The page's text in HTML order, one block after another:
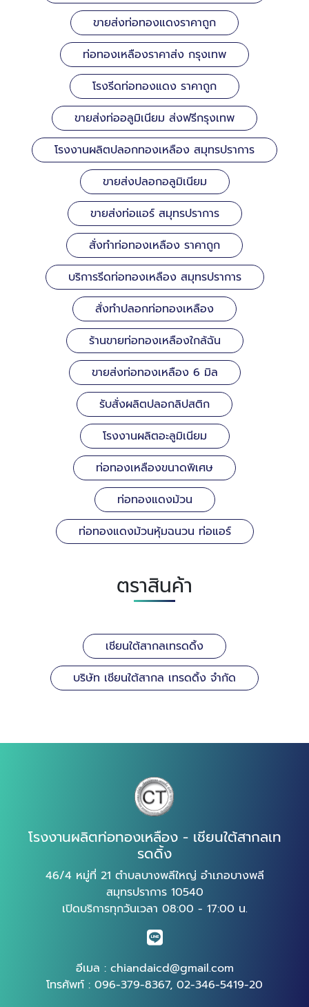
ขายส่งท่อทองแดงราคาถูก
ท่อทองเหลืองราคาส่ง กรุงเทพ
โรงรีดท่อทองแดง ราคาถูก
ขายส่งท่ออลูมิเนียม ส่งฟรีกรุงเทพ
โรงงานผลิตปลอกทองเหลือง สมุทรปราการ
ขายส่งปลอกอลูมิเนียม
ขายส่งท่อแอร์ สมุทรปราการ
สั่งทำท่อทองเหลือง ราคาถูก
บริการรีดท่อทองเหลือง สมุทรปราการ
สั่งทำปลอกท่อทองเหลือง
ร้านขายท่อทองเหลืองใกล้ฉัน
ขายส่งท่อทองเหลือง 6 มิล
รับสั่งผลิตปลอกลิปสติก
โรงงานผลิตอะลูมิเนียม
ท่อทองเหลืองขนาดพิเศษ
ท่อทองแดงม้วน
ท่อทองแดงม้วนหุ้มฉนวน ท่อแอร์
ตราสินค้า
เชียนใต้สากลเทรดดิ้ง
บริษัท เชียนใต้สากล เทรดดิ้ง จำกัด
โรงงานผลิตท่อทองเหลือง - เชียนใต้สากลเท
รดดิ้ง
46/4 หมู่ที่ 21 ตำบลบางพลีใหญ่ อำเภอบางพลี
สมุทรปราการ 10540
เปิดบริการทุกวันเวลา 08:00 - 17:00 น.
อีเมล : chiandaicd@gmail.com
โทรศัพท์ : 096-379-8367, 02-346-5419-20